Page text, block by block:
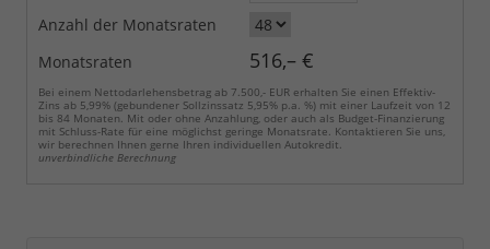
Anzahl der Monatsraten
Monatsraten
516,– €
Bei einem Nettodarlehensbetrag ab 7.500,- EUR erhalten Sie einen Effektiv-
Zins ab 5,99% (gebundener Sollzinssatz 5,95% p.a. %) mit einer Laufzeit von 12
bis 84 Monaten. Mit oder ohne Anzahlung, oder auch als Budget-Finanzierung
mit Schluss-Rate für eine möglichst geringe Monatsrate. Kontaktieren Sie uns,
wir berechnen Ihnen gerne Ihren individuellen Autokredit.
unverbindliche Berechnung